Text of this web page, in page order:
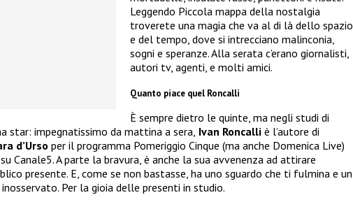
Leggendo Piccola mappa della nostalgia
troverete una magia che va al di là dello spazio
e del tempo, dove si intrecciano malinconia,
sogni e speranze. Alla serata c’erano giornalisti,
autori tv, agenti, e molti amici.
Quanto piace quel Roncalli
È sempre dietro le quinte, ma negli studi di
star: impegnatissimo da mattina a sera, Ivan Roncalli è l’autore di
d’Urso per il programma Pomeriggio Cinque (ma anche Domenica Live)
Canale5. A parte la bravura, è anche la sua avvenenza ad attirare
presente. E, come se non bastasse, ha uno sguardo che ti fulmina e un
Per la gioia delle presenti in studio.